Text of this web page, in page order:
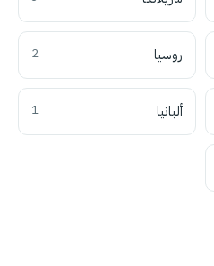
روسيا 2
ألبانيا 1